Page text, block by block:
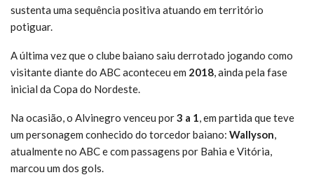
sustenta uma sequência positiva atuando em território
potiguar.
A última vez que o clube baiano saiu derrotado jogando como
visitante diante do ABC aconteceu em 2018, ainda pela fase
inicial da Copa do Nordeste.
Na ocasião, o Alvinegro venceu por3 a 1, em partida que teve
um personagem conhecido do torcedor baiano: Wallyson,
atualmente no ABC e com passagens por Bahia e Vitória,
marcou um dos gols.